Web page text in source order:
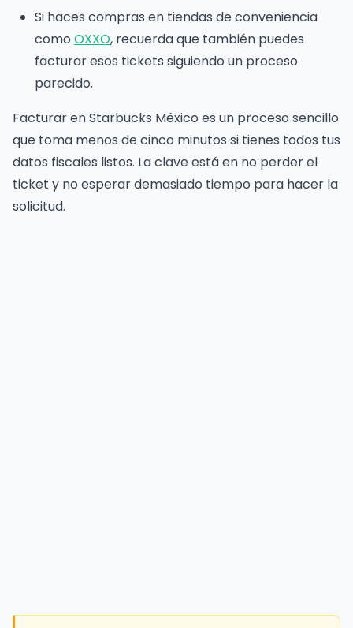
Si haces compras en tiendas de conveniencia
como OXXO, recuerda que también puedes
facturar esos tickets siguiendo un proceso
parecido.
Facturar en Starbucks México es un proceso sencillo
que toma menos de cinco minutos si tienes todos tus
datos fiscales listos. La clave está en no perder el
ticket y no esperar demasiado tiempo para hacer la
solicitud.